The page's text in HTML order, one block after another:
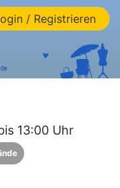
/ Registrieren
13:00 Uhr